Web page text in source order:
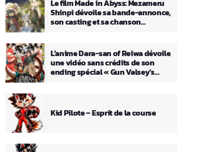
Le film Made in Abyss: Mezameru
Shinpi dévoile sa bande-annonce,
son casting et sa chanson
L’anime Dara-san of Reiwa dévoile
une vidéo sans crédits de son
ending spécial « Gun Valsey’s
Kid Pilote – Esprit de la course